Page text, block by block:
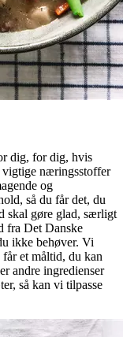
dig, for dig, hvis
vigtige næringsstoffer
og
så du får det, du
skal gøre glad, særligt
fra Det Danske
ikke behøver. Vi
et måltid, du kan
andre ingredienser
så kan vi tilpasse